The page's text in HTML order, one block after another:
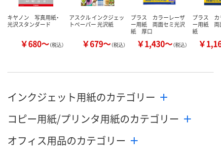
キヤノン 写真用紙・
光沢スタンダード
￥680～（税込）
アスクル インクジェッ
トペーパー 光沢紙
￥679～（税込）
プラス カラーレーザ
ー用紙 両面セミ光沢
紙 厚口
￥1,430～（税込）
プラス カ
ー用紙 両
紙
￥
インクジェット用紙のカテゴリー
コピー用紙/プリンタ用紙のカテゴリー
オフィス用品のカテゴリー